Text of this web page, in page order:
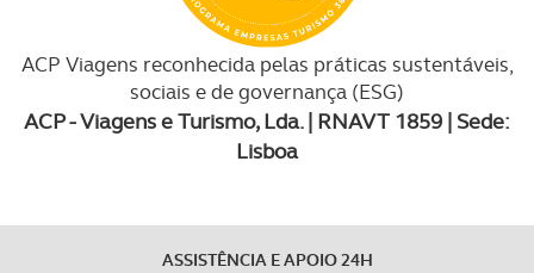
ACP Viagens reconhecida pelas práticas sustentáveis,
sociais e de governança (ESG)
ACP - Viagens e Turismo, Lda. | RNAVT 1859 | Sede:
Lisboa
ASSISTÊNCIA E APOIO 24H